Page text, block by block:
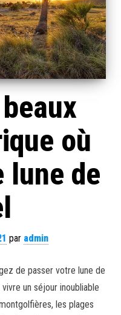
où
lune de
par admin
de passer votre lune de
un séjour inoubliable
les plages